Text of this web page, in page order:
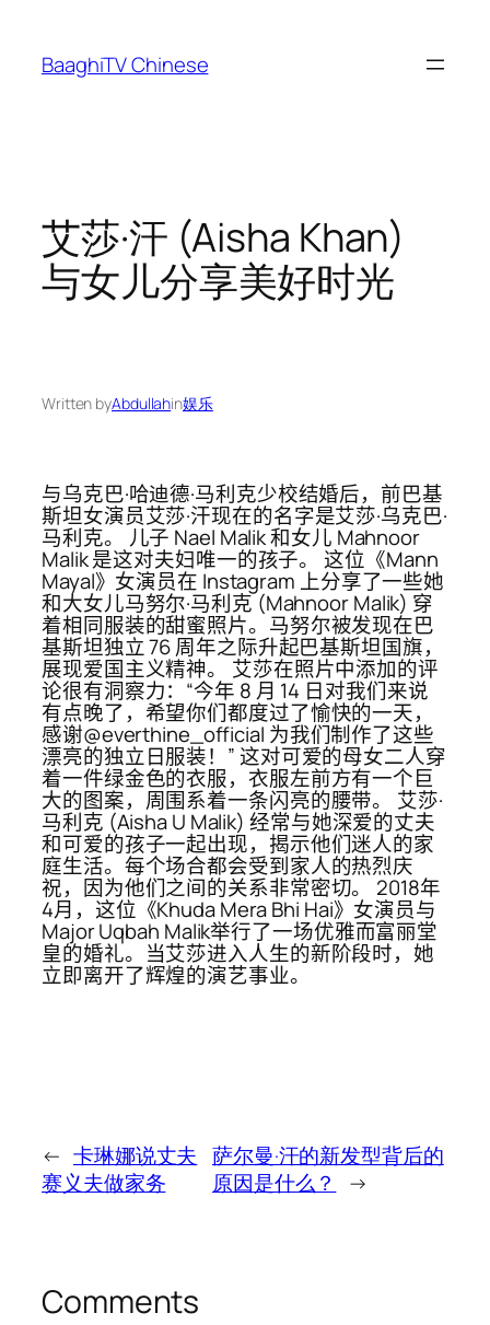
content
BaaghiTV Chinese
艾莎·汗 (Aisha Khan)
与女儿分享美好时光
Written byAbdullahin娱乐
与乌克巴·哈迪德·马利克少校结婚后，前巴基
斯坦女演员艾莎·汗现在的名字是艾莎·乌克巴·
马利克。 儿子 Nael Malik 和女儿 Mahnoor
Malik 是这对夫妇唯一的孩子。 这位《Mann
Mayal》女演员在 Instagram 上分享了一些她
和大女儿马努尔·马利克 (Mahnoor Malik) 穿
着相同服装的甜蜜照片。马努尔被发现在巴
基斯坦独立 76 周年之际升起巴基斯坦国旗，
展现爱国主义精神。 艾莎在照片中添加的评
论很有洞察力：“今年 8 月 14 日对我们来说
有点晚了，希望你们都度过了愉快的一天，
感谢@everthine_official 为我们制作了这些
漂亮的独立日服装！” 这对可爱的母女二人穿
着一件绿金色的衣服，衣服左前方有一个巨
大的图案，周围系着一条闪亮的腰带。 艾莎·
马利克 (Aisha U Malik) 经常与她深爱的丈夫
和可爱的孩子一起出现，揭示他们迷人的家
庭生活。每个场合都会受到家人的热烈庆
祝，因为他们之间的关系非常密切。 2018年
4月，这位《Khuda Mera Bhi Hai》女演员与
Major Uqbah Malik举行了一场优雅而富丽堂
皇的婚礼。当艾莎进入人生的新阶段时，她
立即离开了辉煌的演艺事业。
← 卡琳娜说丈夫
赛义夫做家务
萨尔曼·汗的新发型背后的
原因是什么？
→
Comments